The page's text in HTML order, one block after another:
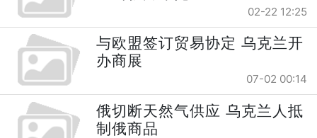
02-22 12:25
与欧盟签订贸易协定 乌克兰开
办商展
07-02 00:14
俄切断天然气供应 乌克兰人抵
制俄商品